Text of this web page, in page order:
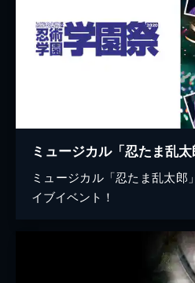
ミュージカル「忍たま乱太郎
イブイベント！